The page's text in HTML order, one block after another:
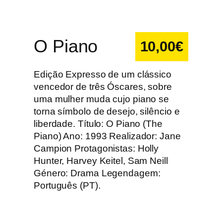
O Piano 10,00€
Edição Expresso de um clássico
vencedor de três Óscares, sobre
uma mulher muda cujo piano se
torna símbolo de desejo, silêncio e
liberdade. Título: O Piano (The
Piano) Ano: 1993 Realizador: Jane
Campion Protagonistas: Holly
Hunter, Harvey Keitel, Sam Neill
Género: Drama Legendagem:
Português (PT).